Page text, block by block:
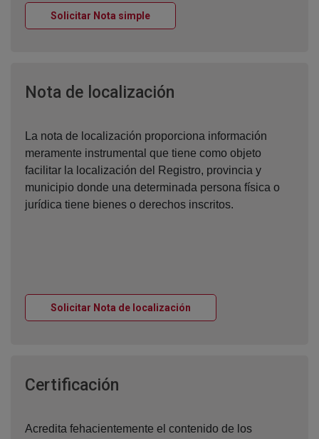
Solicitar Nota simpleVentana nueva
Nota de localización
La nota de localización proporciona información
meramente instrumental que tiene como objeto
facilitar la localización del Registro, provincia y
municipio donde una determinada persona física o
jurídica tiene bienes o derechos inscritos.
Solicitar Nota de localización
Certificación
Acredita fehacientemente el contenido de los